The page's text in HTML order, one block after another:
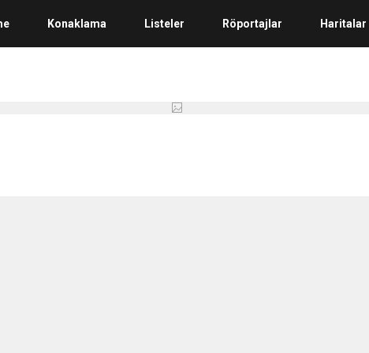
Konaklama Listeler Röportajlar Haritalar